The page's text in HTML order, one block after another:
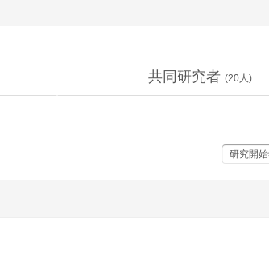
共同研究者 (20人)